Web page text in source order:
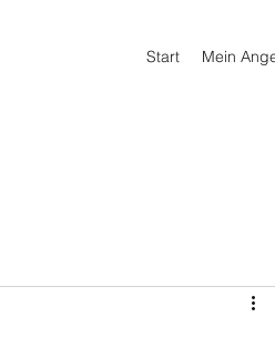
Start Mein